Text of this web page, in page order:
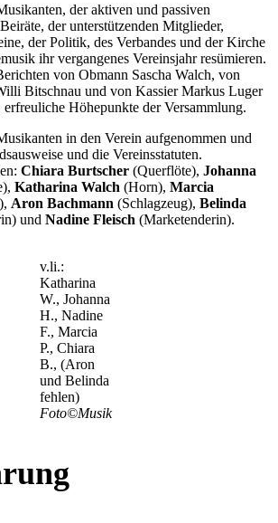
der aktiven und passiven
der unterstützenden Mitglieder,
der Politik, des Verbandes und der Kirche
ihr vergangenes Vereinsjahr resümieren.
von Obmann Sascha Walch, von
Bitschnau und von Kassier Markus Luger
Höhepunkte der Versammlung.
in den Verein aufgenommen und
und die Vereinsstatuten.
Chiara Burtscher (Querflöte), Johanna
Katharina Walch (Horn), Marcia
Aron Bachmann (Schlagzeug), Belinda
und Nadine Fleisch (Marketenderin).
v.li.:
Katharina
W., Johanna
H., Nadine
F., Marcia
P., Chiara
B., (Aron
und Belinda
fehlen)
Foto©Musik